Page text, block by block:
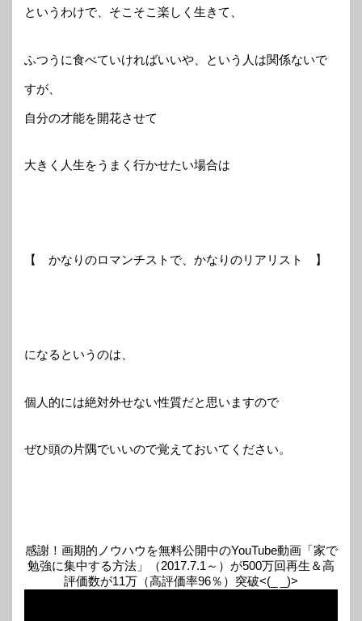
というわけで、そこそこ楽しく生きて、
ふつうに食べていければいいや、という人は関係ないで
すが、
自分の才能を開花させて
大きく人生をうまく行かせたい場合は
【 かなりのロマンチストで、かなりのリアリスト 】
になるというのは、
個人的には絶対外せない性質だと思いますので
ぜひ頭の片隅でいいので覚えておいてください。
感謝！画期的ノウハウを無料公開中のYouTube動画「家で
勉強に集中する方法」（2017.7.1～）が500万回再生＆高
評価数が11万（高評価率96％）突破<(_ _)>